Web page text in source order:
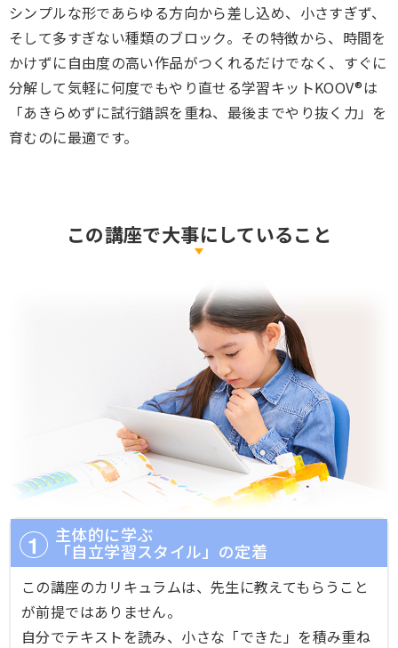
シンプルな形であらゆる方向から差し込め、小さすぎず、
そして多すぎない種類のブロック。その特徴から、時間を
かけずに自由度の高い作品がつくれるだけでなく、すぐに
分解して気軽に何度でもやり直せる学習キットKOOV®は
「あきらめずに試行錯誤を重ね、最後までやり抜く力」を
育むのに最適です。
この講座で大事にしていること
主体的に学ぶ
「自立学習スタイル」の定着
この講座のカリキュラムは、先生に教えてもらうこと
が前提ではありません。
自分でテキストを読み、小さな「できた」を積み重ね